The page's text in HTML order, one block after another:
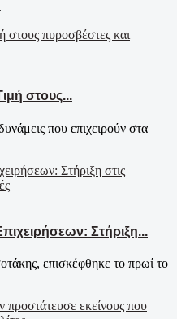
στους...
που επιχειρούν στα
Στήριξη...
επισκέφθηκε το πρωί το